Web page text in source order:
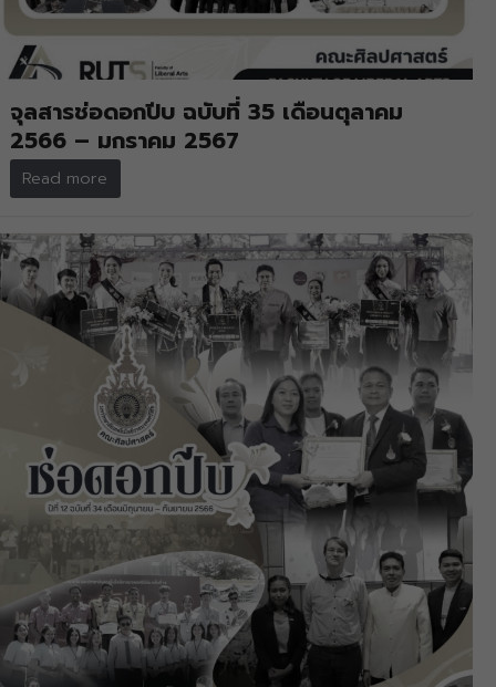
จุลสารช่อดอกปีบ ฉบับที่ 35 เดือนตุลาคม
2566 – มกราคม 2567
Read more